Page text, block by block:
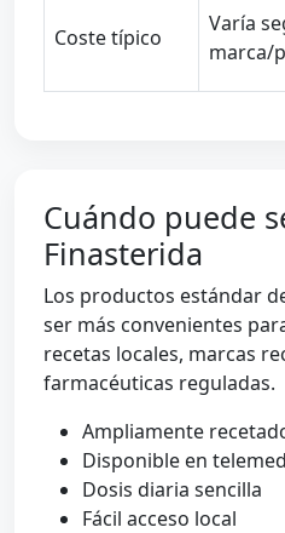
Coste típico
Varía
marca/
Cuándo puede
Finasterida
Los productos estándar
ser más convenientes
recetas locales, marcas
farmacéuticas reguladas.
Ampliamente
Disponible en
Dosis diaria sencilla
Fácil acceso local